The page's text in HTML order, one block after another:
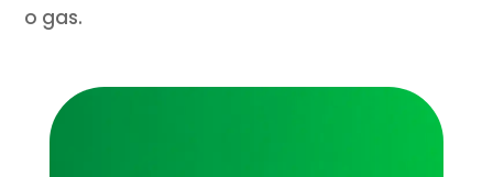
o gas.